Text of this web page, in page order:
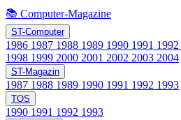
📚 Computer-Magazine
ST-Computer
1986 1987 1988 1989 1990 1991 1992
1998 1999 2000 2001 2002 2003 2004
ST-Magazin
1987 1988 1989 1990 1991 1992 1993
TOS
1990 1991 1992 1993